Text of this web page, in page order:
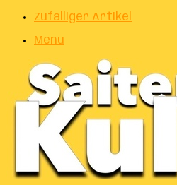
Zufälliger Artikel
Menu